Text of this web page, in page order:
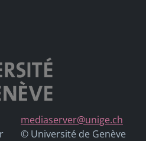
mediaserver@unige.ch
© Université de Genève